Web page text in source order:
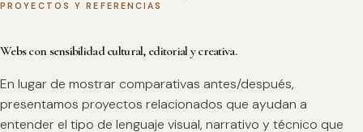
PROYECTOS Y REFERENCIAS
Webs con sensibilidad cultural, editorial y creativa.
En lugar de mostrar comparativas antes/después,
presentamos proyectos relacionados que ayudan a
entender el tipo de lenguaje visual, narrativo y técnico que